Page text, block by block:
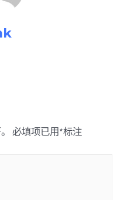
必填项已用*标注